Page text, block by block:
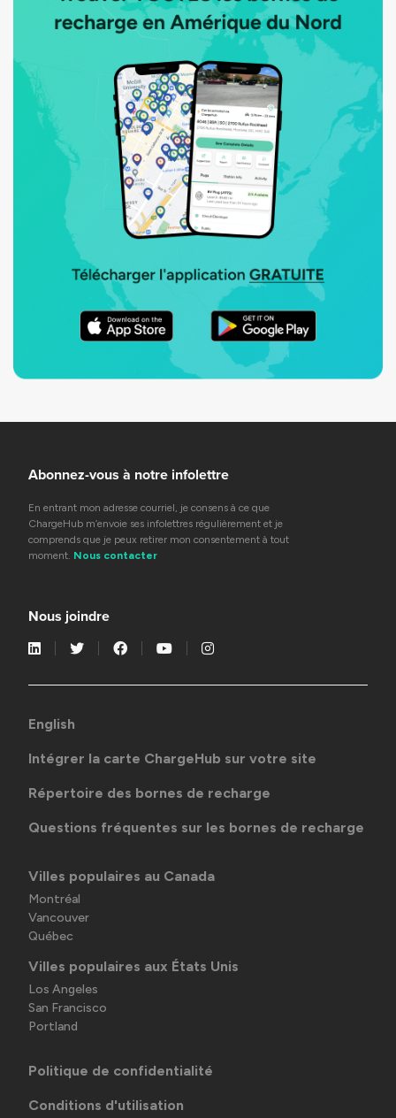
Abonnez-vous à notre infolettre
En entrant mon adresse courriel, je consens à ce que
ChargeHub m’envoie ses infolettres régulièrement et je
comprends que je peux retirer mon consentement à tout
moment. Nous contacter
Nous joindre
English
Intégrer la carte ChargeHub sur votre site
Répertoire des bornes de recharge
Questions fréquentes sur les bornes de recharge
Villes populaires au Canada
Montréal
Vancouver
Québec
Villes populaires aux États Unis
Los Angeles
San Francisco
Portland
Politique de confidentialité
Conditions d'utilisation